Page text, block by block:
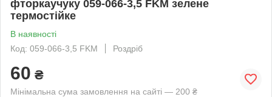
фторкаучуку 059-066-3,5 FKM зелене
термостійке
В наявності
Код: 059-066-3,5 FKM
Роздріб
60 ₴
Мінімальна сума замовлення на сайті — 200 ₴